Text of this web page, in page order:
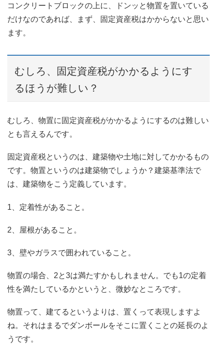
コンクリートブロックの上に、ドンッと物置を置いている
だけなのであれば、まず、固定資産税はかからないと思い
ます。
むしろ、固定資産税がかかるようにす
るほうが難しい？
むしろ、物置に固定資産税がかかるようにするのは難しい
とも言えるんです。
固定資産税というのは、建築物や土地に対してかかるもの
です。物置というのは建築物でしょうか？建築基準法で
は、建築物をこう定義しています。
1、定着性があること。
2、屋根があること。
3、壁やガラスで囲われていること。
物置の場合、2と3は満たすかもしれません。でも1の定着
性を満たしているかというと、微妙なところです。
物置って、建てるというよりは、置くって表現しますよ
ね。それはまるでダンボールをそこに置くことの延長のよ
うです。